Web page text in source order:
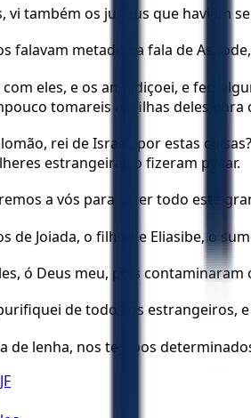
vi também os judeus que haviam
falavam metade na fala de
com eles, e os amaldiçoei, e feri
tomareis as filhas deles para
rei de Israel, por estas
estrangeiras o fizeram pecar.
a vós para fazer todo este
de Joiada, o filho de Eliasibe, o
ó Deus meu, pois
purifiquei de todos os estrangeiros,
de lenha, nos tempos